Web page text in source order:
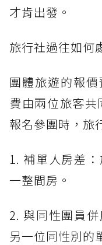
才肯出發。
旅行社過往如何
團體旅遊的報
費由兩位旅客
報名參團時，旅
1. 補單人房差
一整間房。
2. 與同性團員
另一位同性別的